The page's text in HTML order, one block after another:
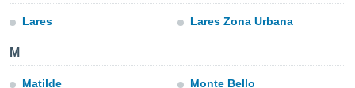
coste.
a la
la
CONTINUAR
CONFIGURACIÓN
Lares Lares Zona Urbana
M
Matilde
Monte Bello